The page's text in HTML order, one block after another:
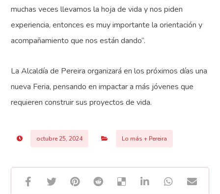
muchas veces llevamos la hoja de vida y nos piden
experiencia, entonces es muy importante la orientación y
acompañamiento que nos están dando”.
La Alcaldía de Pereira organizará en los próximos días una
nueva Feria, pensando en impactar a más jóvenes que
requieren construir sus proyectos de vida.
octubre 25, 2024 Lo más + Pereira